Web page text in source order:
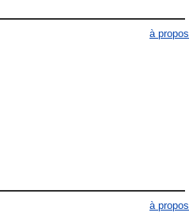
à propos
à propos